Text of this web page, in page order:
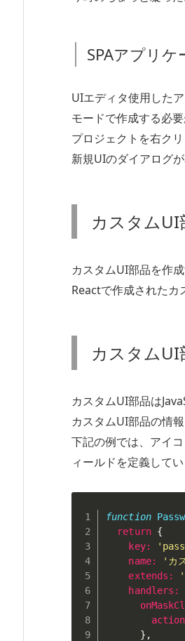
SPAアプリ
UIエディタ使用した
モードで作成する必要
プロジェクトを右ク
新規UIのダイアログ
カスタムUI
カスタムUI部品を作
Reactで作成されたカ
カスタムUI
カスタムUI部品は
カスタムUI部品の情
下記の例では、アイ
ィールドを定義してい
function
return {
key:
name: 'カ
extends :
handlers :
action
} ,